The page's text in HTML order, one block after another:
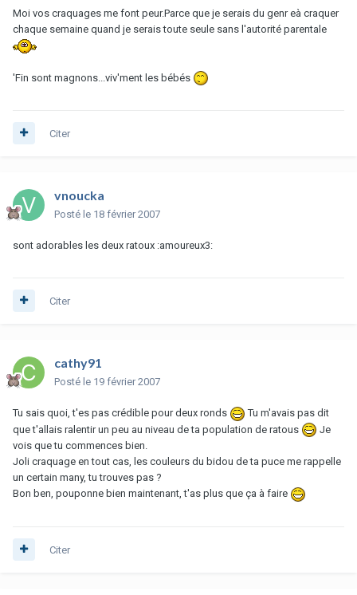
Moi vos craquages me font peur.Parce que je serais du genr eà craquer
chaque semaine quand je serais toute seule sans l'autorité parentale
'Fin sont magnons...viv'ment les bébés
Citer
vnoucka
Posté le 18 février 2007
sont adorables les deux ratoux :amoureux3:
Citer
cathy91
Posté le 19 février 2007
Tu sais quoi, t'es pas crédible pour deux ronds
Tu m'avais pas dit
que t'allais ralentir un peu au niveau de ta population de ratous
Je
vois que tu commences bien.
Joli craquage en tout cas, les couleurs du bidou de ta puce me rappelle
un certain many, tu trouves pas ?
Bon ben, pouponne bien maintenant, t'as plus que ça à faire
Citer